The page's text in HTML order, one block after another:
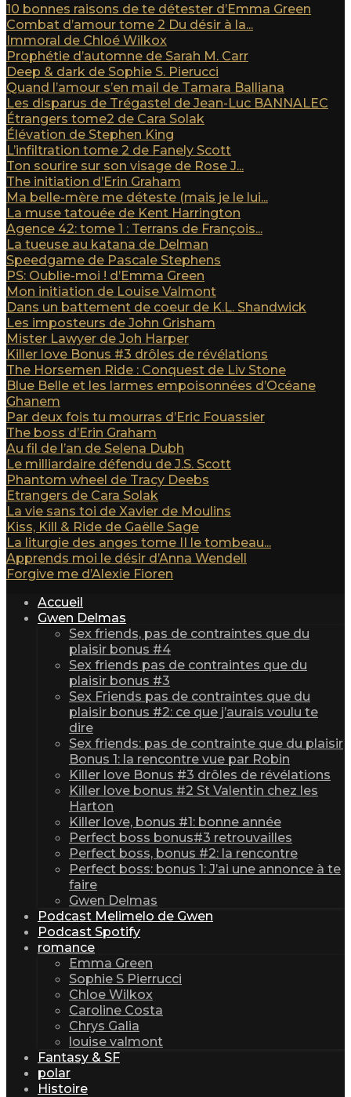
10 bonnes raisons de te détester d’Emma Green
Combat d’amour tome 2 Du désir à la...
Immoral de Chloé Wilkox
Prophétie d’automne de Sarah M. Carr
Deep & dark de Sophie S. Pierucci
Quand l’amour s’en mail de Tamara Balliana
Les disparus de Trégastel de Jean-Luc BANNALEC
Étrangers tome2 de Cara Solak
Élévation de Stephen King
L’infiltration tome 2 de Fanely Scott
Ton sourire sur son visage de Rose J...
The initiation d’Erin Graham
Ma belle-mère me déteste (mais je le lui...
La muse tatouée de Kent Harrington
Agence 42: tome 1 : Terrans de François...
La tueuse au katana de Delman
Speedgame de Pascale Stephens
PS: Oublie-moi ! d’Emma Green
Mon initiation de Louise Valmont
Dans un battement de coeur de K.L. Shandwick
Les imposteurs de John Grisham
Mister Lawyer de Joh Harper
Killer love Bonus #3 drôles de révélations
The Horsemen Ride : Conquest de Liv Stone
Blue Belle et les larmes empoisonnées d’Océane
Ghanem
Par deux fois tu mourras d’Eric Fouassier
The boss d’Erin Graham
Au fil de l’an de Selena Dubh
Le milliardaire défendu de J.S. Scott
Phantom wheel de Tracy Deebs
Etrangers de Cara Solak
La vie sans toi de Xavier de Moulins
Kiss, Kill & Ride de Gaëlle Sage
La liturgie des anges tome II le tombeau...
Apprends moi le désir d’Anna Wendell
Forgive me d’Alexie Fioren
Accueil
Gwen Delmas
Sex friends, pas de contraintes que du
plaisir bonus #4
Sex friends pas de contraintes que du
plaisir bonus #3
Sex Friends pas de contraintes que du
plaisir bonus #2: ce que j’aurais voulu te
dire
Sex friends: pas de contrainte que du plaisir
Bonus 1: la rencontre vue par Robin
Killer love Bonus #3 drôles de révélations
Killer love bonus #2 St Valentin chez les
Harton
Killer love, bonus #1: bonne année
Perfect boss bonus#3 retrouvailles
Perfect boss, bonus #2: la rencontre
Perfect boss: bonus 1: J’ai une annonce à te
faire
Gwen Delmas
Podcast Melimelo de Gwen
Podcast Spotify
romance
Emma Green
Sophie S Pierrucci
Chloe Wilkox
Caroline Costa
Chrys Galia
louise valmont
Fantasy & SF
polar
Histoire